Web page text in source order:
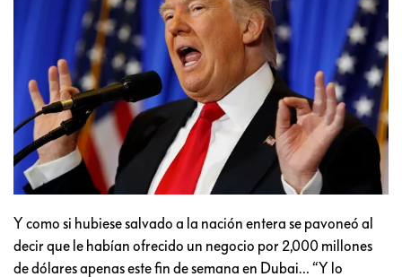
Y como si hubiese salvado a la nación entera se pavoneó al
decir que le habían ofrecido un negocio por 2,000 millones
de dólares apenas este fin de semana en Dubai… “Y lo